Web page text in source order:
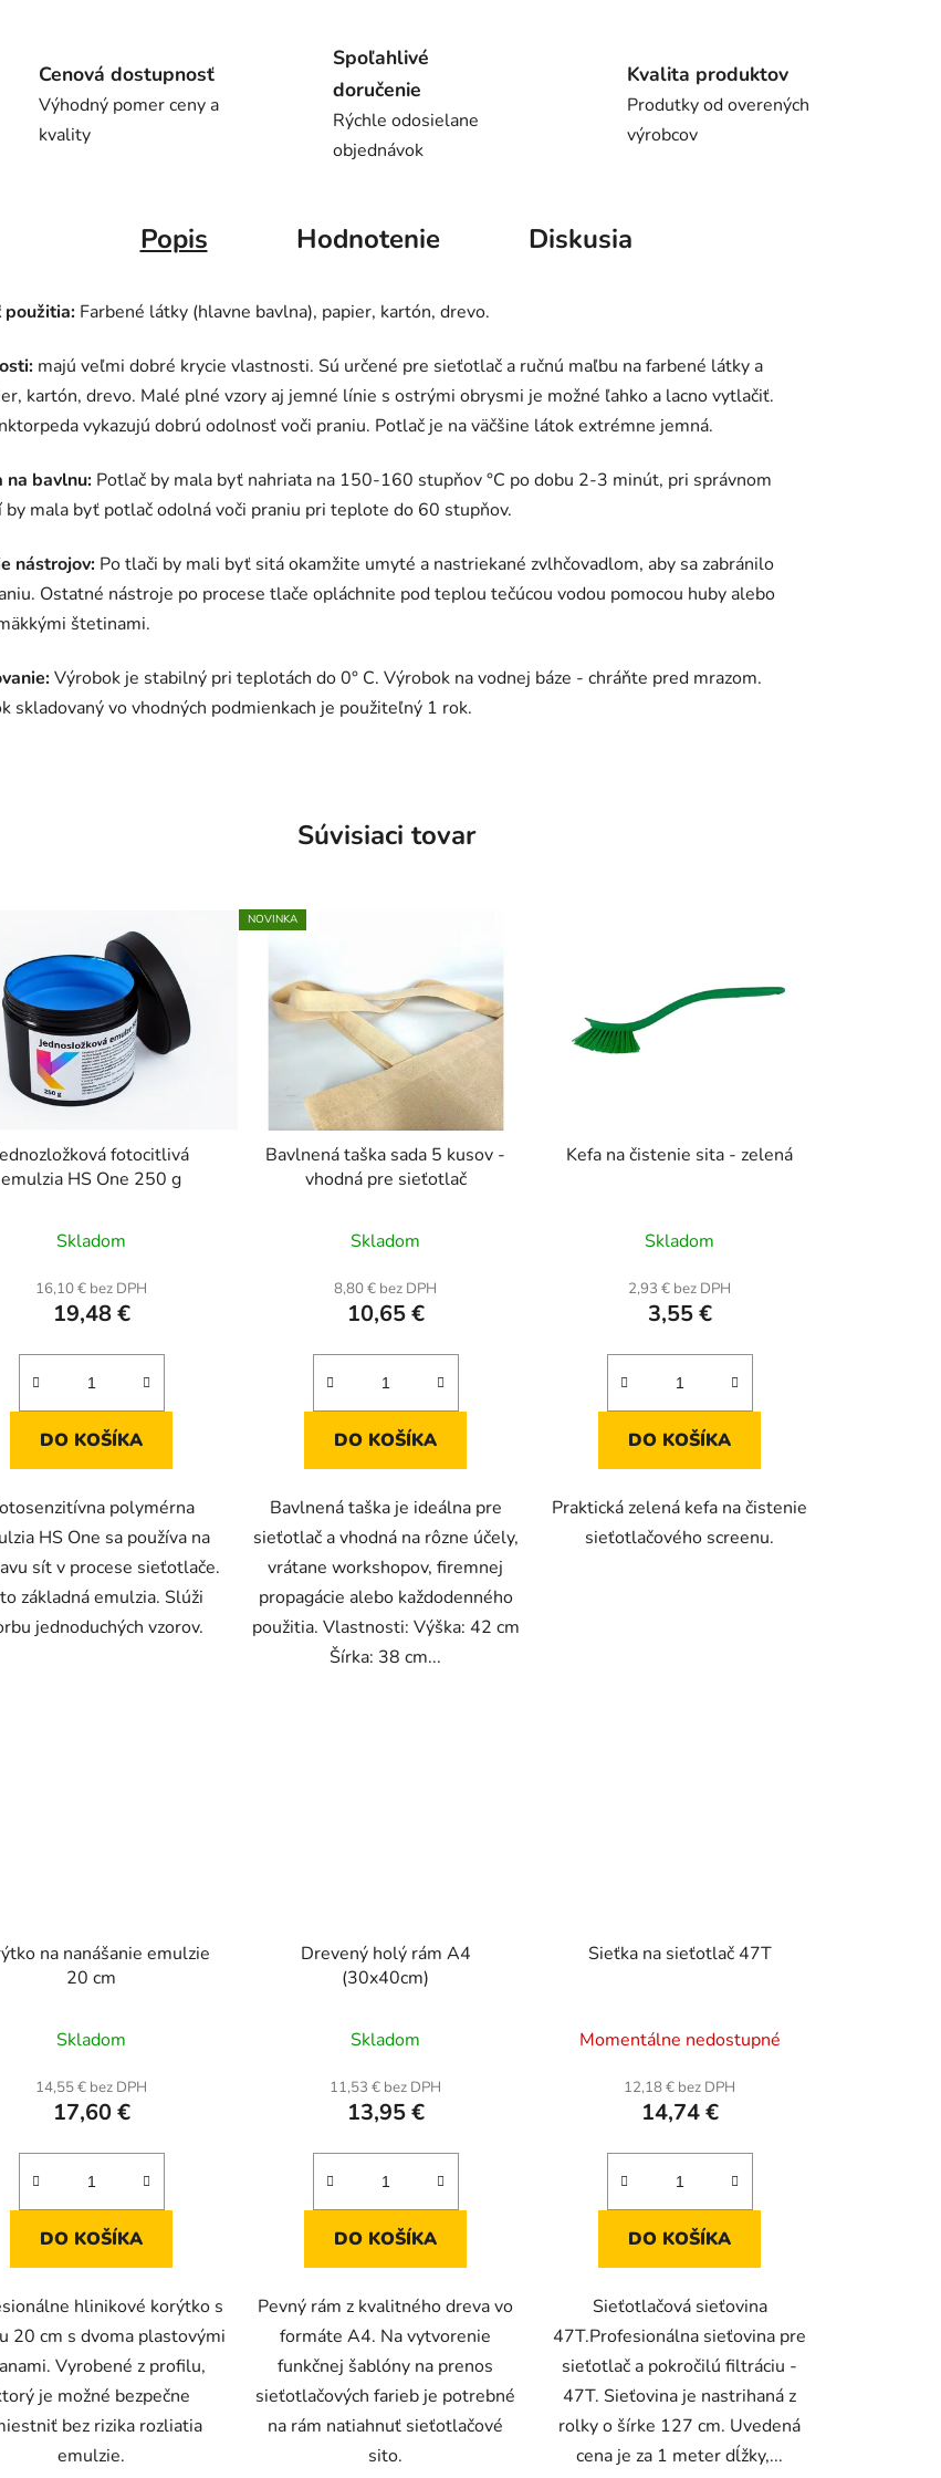
Cenová dostupnosť
Výhodný pomer ceny a
kvality
Spoľahlivé
doručenie
Rýchle odosielane
objednávok
Kvalita produktov
Produtky od overených
výrobcov
Popis Hodnotenie Diskusia
Farbené látky (hlavne bavlna), papier, kartón, drevo.
majú veľmi dobré krycie vlastnosti. Sú určené pre sieťotlač a ručnú maľbu na farbené látky a
kartón, drevo. Malé plné vzory aj jemné línie s ostrými obrysmi je možné ľahko a lacno vytlačiť.
vykazujú dobrú odolnosť voči praniu. Potlač je na väčšine látok extrémne jemná.
na bavlnu: Potlač by mala byť nahriata na 150-160 stupňov °C po dobu 2-3 minút, pri správnom
by mala byť potlač odolná voči praniu pri teplote do 60 stupňov.
nástrojov: Po tlači by mali byť sitá okamžite umyté a nastriekané zvlhčovadlom, aby sa zabránilo
Ostatné nástroje po procese tlače opláchnite pod teplou tečúcou vodou pomocou huby alebo
štetinami.
Výrobok je stabilný pri teplotách do 0° C. Výrobok na vodnej báze - chráňte pred mrazom.
skladovaný vo vhodných podmienkach je použiteľný 1 rok.
Súvisiaci tovar
fotocitlivá
emulzia HS One 250 g
hodnotenie
produktu
je
z
hviezdičiek.
Skladom
16,10 € bez DPH
19,48 €
DO KOŠÍKA
polymérna
HS One sa používa na
sít v procese sieťotlače.
základná emulzia. Slúži
jednoduchých vzorov.
NOVINKA
Bavlnená taška sada 5 kusov -
vhodná pre sieťotlač
hodnotenie
produktu
je
z
hviezdičiek.
Skladom
8,80 € bez DPH
10,65 €
DO KOŠÍKA
Bavlnená taška je ideálna pre
sieťotlač a vhodná na rôzne účely,
vrátane workshopov, firemnej
propagácie alebo každodenného
použitia. Vlastnosti: Výška: 42 cm
Šírka: 38 cm...
Kefa na čistenie sita - zelená
Skladom
2,93 € bez DPH
3,55 €
DO KOŠÍKA
Praktická zelená kefa na čistenie
sieťotlačového screenu.
na nanášanie emulzie
20 cm
hodnotenie
produktu
je
z
hviezdičiek.
Skladom
14,55 € bez DPH
17,60 €
DO KOŠÍKA
hlinikové korýtko s
20 cm s dvoma plastovými
Vyrobené z profilu,
je možné bezpečne
bez rizika rozliatia
emulzie.
Drevený holý rám A4
(30x40cm)
hodnotenie
produktu
je
z
hviezdičiek.
Skladom
11,53 € bez DPH
13,95 €
DO KOŠÍKA
Pevný rám z kvalitného dreva vo
formáte A4. Na vytvorenie
funkčnej šablóny na prenos
sieťotlačových farieb je potrebné
na rám natiahnuť sieťotlačové
sito.
Sieťka na sieťotlač 47T
Momentálne nedostupné
12,18 € bez DPH
14,74 €
DO KOŠÍKA
Sieťotlačová sieťovina
47T.Profesionálna sieťovina pre
sieťotlač a pokročilú filtráciu -
47T. Sieťovina je nastrihaná z
rolky o šírke 127 cm. Uvedená
cena je za 1 meter dĺžky,...